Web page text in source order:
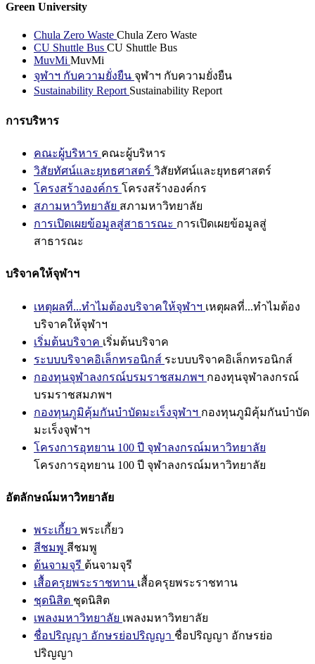
Green University
Chula Zero Waste Chula Zero Waste
CU Shuttle Bus CU Shuttle Bus
MuvMi MuvMi
จุฬาฯ กับความยั่งยืน จุฬาฯ กับความยั่งยืน
Sustainability Report Sustainability Report
การบริหาร
คณะผู้บริหาร คณะผู้บริหาร
วิสัยทัศน์และยุทธศาสตร์ วิสัยทัศน์และยุทธศาสตร์
โครงสร้างองค์กร โครงสร้างองค์กร
สภามหาวิทยาลัย สภามหาวิทยาลัย
การเปิดเผยข้อมูลสู่สาธารณะ การเปิดเผยข้อมูลสู่
สาธารณะ
บริจาคให้จุฬาฯ
เหตุผลที่...ทำไมต้องบริจาคให้จุฬาฯ เหตุผลที่...ทำไมต้อง
บริจาคให้จุฬาฯ
เริ่มต้นบริจาค เริ่มต้นบริจาค
ระบบบริจาคอิเล็กทรอนิกส์ ระบบบริจาคอิเล็กทรอนิกส์
กองทุนจุฬาลงกรณ์บรมราชสมภพฯ กองทุนจุฬาลงกรณ์
บรมราชสมภพฯ
กองทุนภูมิคุ้มกันบำบัดมะเร็งจุฬาฯ กองทุนภูมิคุ้มกันบำบัด
มะเร็งจุฬาฯ
โครงการอุทยาน 100 ปี จุฬาลงกรณ์มหาวิทยาลัย
โครงการอุทยาน 100 ปี จุฬาลงกรณ์มหาวิทยาลัย
อัตลักษณ์มหาวิทยาลัย
พระเกี้ยว พระเกี้ยว
สีชมพู สีชมพู
ต้นจามจุรี ต้นจามจุรี
เสื้อครุยพระราชทาน เสื้อครุยพระราชทาน
ชุดนิสิต ชุดนิสิต
เพลงมหาวิทยาลัย เพลงมหาวิทยาลัย
ชื่อปริญญา อักษรย่อปริญญา ชื่อปริญญา อักษรย่อ
ปริญญา